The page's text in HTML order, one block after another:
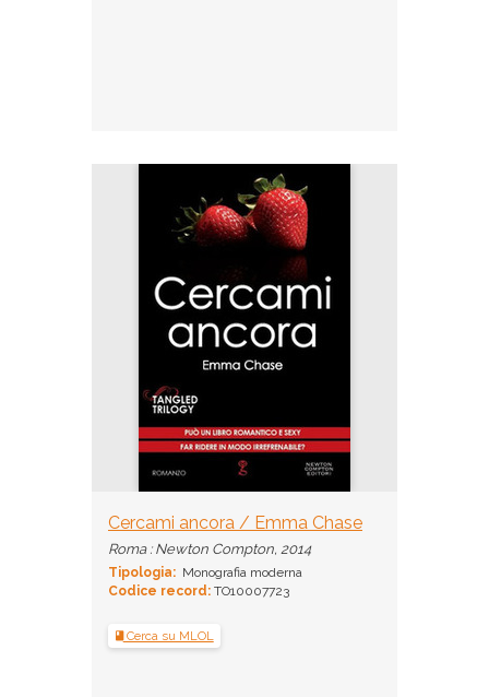
Cercami ancora / Emma Chase
Roma : Newton Compton, 2014
Tipologia: Monografia moderna
Codice record: TO10007723
Cerca su MLOL